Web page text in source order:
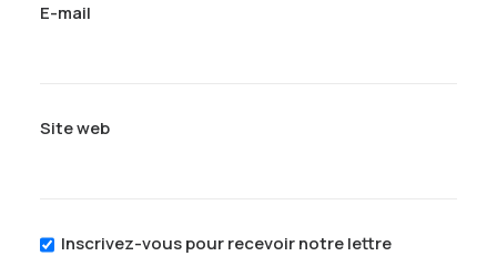
E-mail
Site web
Inscrivez-vous pour recevoir notre lettre